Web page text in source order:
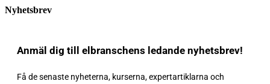
Nyhetsbrev
Anmäl dig till elbranschens ledande nyhetsbrev!
Få de senaste nyheterna, kurserna, expertartiklarna och